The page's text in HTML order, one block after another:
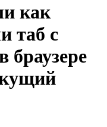
как
таб с
браузере